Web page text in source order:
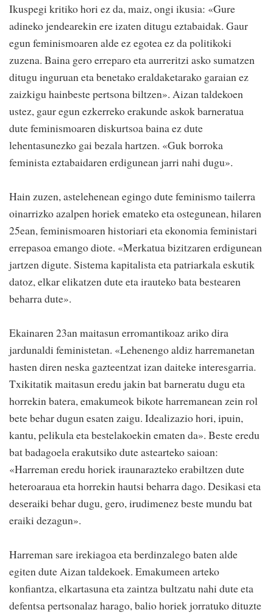
Ikuspegi kritiko hori ez da, maiz, ongi ikusia: «Gure
adineko jendearekin ere izaten ditugu eztabaidak. Gaur
egun feminismoaren alde ez egotea ez da politikoki
zuzena. Baina gero erreparo eta aurreritzi asko sumatzen
ditugu inguruan eta benetako eraldaketarako garaian ez
zaizkigu hainbeste pertsona biltzen». Aizan taldekoen
ustez, gaur egun ezkerreko erakunde askok barneratua
dute feminismoaren diskurtsoa baina ez dute
lehentasunezko gai bezala hartzen. «Guk borroka
feminista eztabaidaren erdigunean jarri nahi dugu».
Hain zuzen, astelehenean egingo dute feminismo tailerra
oinarrizko azalpen horiek emateko eta ostegunean, hilaren
25ean, feminismoaren historiari eta ekonomia feministari
errepasoa emango diote. «Merkatua bizitzaren erdigunean
jartzen digute. Sistema kapitalista eta patriarkala eskutik
datoz, elkar elikatzen dute eta irauteko bata bestearen
beharra dute».
Ekainaren 23an maitasun erromantikoaz ariko dira
jardunaldi feministetan. «Lehenengo aldiz harremanetan
hasten diren neska gazteentzat izan daiteke interesgarria.
Txikitatik maitasun eredu jakin bat barneratu dugu eta
horrekin batera, emakumeok bikote harremanean zein rol
bete behar dugun esaten zaigu. Idealizazio hori, ipuin,
kantu, pelikula eta bestelakoekin ematen da». Beste eredu
bat badagoela erakutsiko dute astearteko saioan:
«Harreman eredu horiek iraunarazteko erabiltzen dute
heteroaraua eta horrekin hautsi beharra dago. Desikasi eta
deseraiki behar dugu, gero, irudimenez beste mundu bat
eraiki dezagun».
Harreman sare irekiagoa eta berdinzalego baten alde
egiten dute Aizan taldekoek. Emakumeen arteko
konfiantza, elkartasuna eta zaintza bultzatu nahi dute eta
defentsa pertsonalaz harago, balio horiek jorratuko dituzte